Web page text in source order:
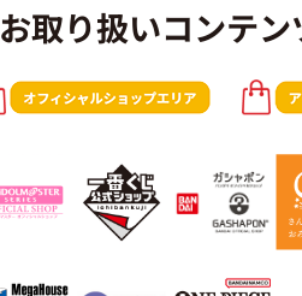
お取り扱いコンテン